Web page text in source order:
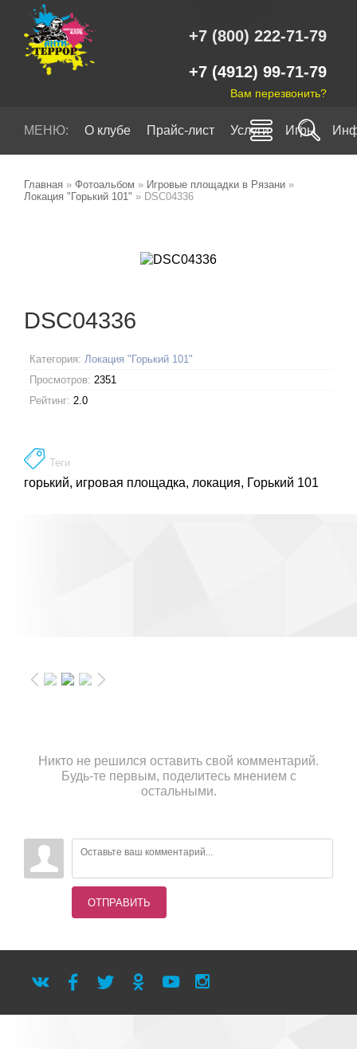
+7 (800) 222-71-79
+7 (4912) 99-71-79
Вам перезвонить?
МЕНЮ: О клубе Прайс-лист Услуги Игры
Главная » Фотоальбом » Игровые площадки в Рязани »
Локация "Горький 101" » DSC04336
DSC04336
Категория: Локация "Горький 101"
Просмотров: 2351
Рейтинг: 2.0
Теги
горький, игровая площадка, локация, Горький 101
Никто не решился оставить свой комментарий.
Будь-те первым, поделитесь мнением с
остальными.
ОТПРАВИТЬ